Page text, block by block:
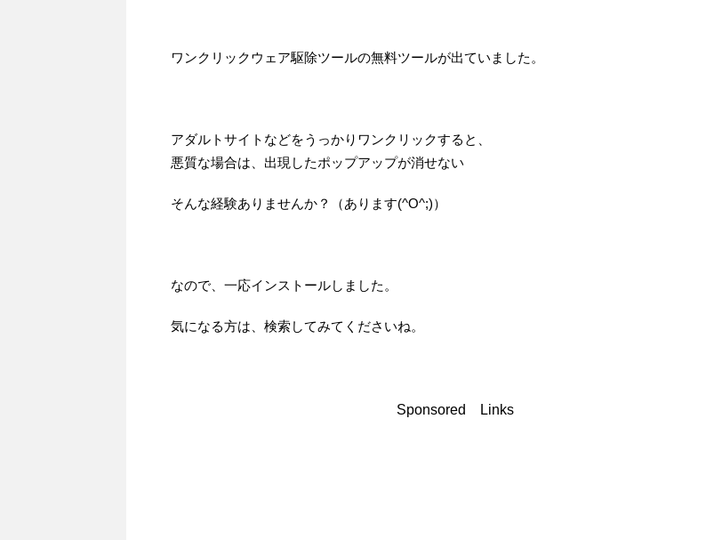
ワンクリックウェア駆除ツールの無料ツールが出ていました。
アダルトサイトなどをうっかりワンクリックすると、
悪質な場合は、出現したポップアップが消せない
そんな経験ありませんか？（あります(^O^;)）
なので、一応インストールしました。
気になる方は、検索してみてくださいね。
Sponsored Links